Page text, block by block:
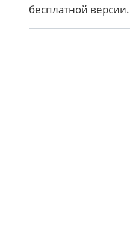
бесплатной версии.